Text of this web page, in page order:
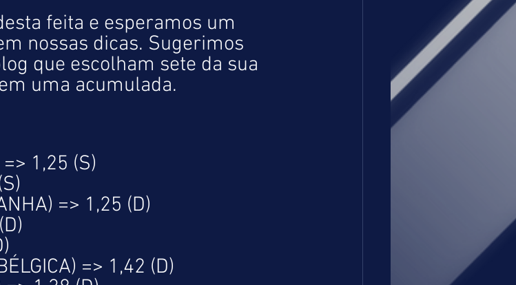
feita e esperamos um
nossas dicas. Sugerimos
que escolham sete da sua
uma acumulada.
1,25 (S)
=> 1,25 (D)
=> 1,42 (D)